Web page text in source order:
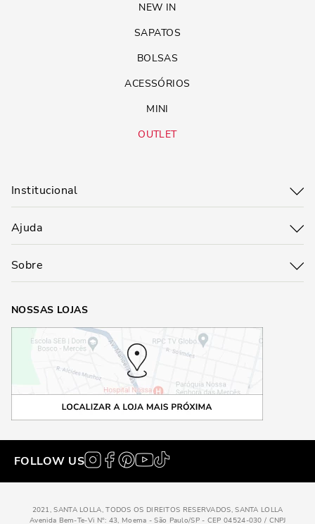
NEW IN
SAPATOS
BOLSAS
ACESSÓRIOS
MINI
OUTLET
Institucional
Ajuda
Sobre
NOSSAS LOJAS
FOLLOW US
2021, SANTA LOLLA, TODOS OS DIREITOS RESERVADOS, SANTA LOLLA
Avenida Bem-Te-Vi N°: 43, Moema - São Paulo/SP - CEP 04524-030 / CNPJ